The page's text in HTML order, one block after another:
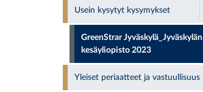
Usein kysytyt kysymykset
GreenStrar Jyväskylä_Jyväskylän
kesäyliopisto 2023
Yleiset periaatteet ja vastuullisuus